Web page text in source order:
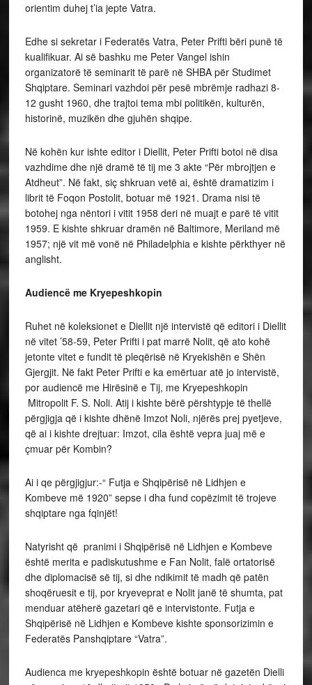
orientim duhej t’ia jepte Vatra.
Edhe si sekretar i Federatës Vatra, Peter Prifti bëri punë të
kualifikuar. Ai së bashku me Peter Vangel ishin
organizatorë të seminarit të parë në SHBA për Studimet
Shqiptare. Seminari vazhdoi për pesë mbrëmje radhazi 8-
12 gusht 1960, dhe trajtoi tema mbi politikën, kulturën,
historinë, muzikën dhe gjuhën shqipe.
Në kohën kur ishte editor i Diellit, Peter Prifti botoi në disa
vazhdime dhe një dramë të tij me 3 akte “Për mbrojtjen e
Atdheut”. Në fakt, siç shkruan vetë ai, është dramatizim i
librit të Foqon Postolit, botuar më 1921. Drama nisi të
botohej nga nëntori i vitit 1958 deri në muajt e parë të vitit
1959. E kishte shkruar dramën në Baltimore, Meriland më
1957; një vit më vonë në Philadelphia e kishte përkthyer në
anglisht.
Audiencë me Kryepeshkopin
Ruhet në koleksionet e Diellit një intervistë që editori i Diellit
në vitet ’58-59, Peter Prifti i pat marrë Nolit, që ato kohë
jetonte vitet e fundit të pleqërisë në Kryekishën e Shën
Gjergjit. Në fakt Peter Prifti e ka emërtuar atë jo intervistë,
por audiencë me Hirësinë e Tij, me Kryepeshkopin
Mitropolit F. S. Noli. Atij i kishte bërë përshtypje të thellë
përgjigja që i kishte dhënë Imzot Noli, njërës prej pyetjeve,
që ai i kishte drejtuar: Imzot, cila është vepra juaj më e
çmuar për Kombin?
Ai i qe përgjigjur:-“ Futja e Shqipërisë në Lidhjen e
Kombeve më 1920” sepse i dha fund copëzimit të trojeve
shqiptare nga fqinjët!
Natyrisht që pranimi i Shqipërisë në Lidhjen e Kombeve
është merita e padiskutushme e Fan Nolit, falë ortatorisë
dhe diplomacisë së tij, si dhe ndikimit të madh që patën
shoqëruesit e tij, por kryeveprat e Nolit janë të shumta, pat
menduar atëherë gazetari që e intervistonte. Futja e
Shqipërisë në Lidhjen e Kombeve kishte sponsorizimin e
Federatës Panshqiptare “Vatra”.
Audienca me kryepeshkopin është botuar në gazetën Dielli